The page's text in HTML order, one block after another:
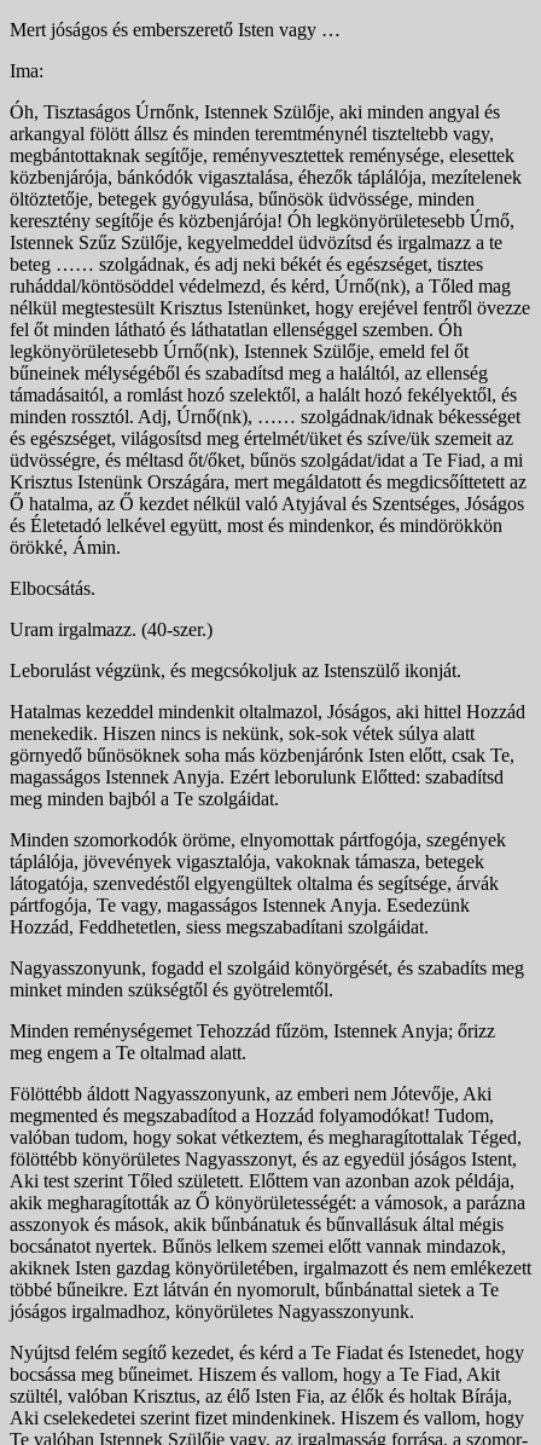
Mert jóságos és emberszerető Isten vagy …
Ima:
Óh, Tisztaságos Úrnőnk, Istennek Szülője, aki minden angyal és
arkangyal fölött állsz és minden teremtménynél tiszteltebb vagy,
megbántottaknak segítője, reményvesztettek reménysége, elesettek
közbenjárója, bánkódók vigasztalása, éhezők táplálója, mezítelenek
öltöztetője, betegek gyógyulása, bűnösök üdvössége, minden
keresztény segítője és közbenjárója! Óh legkönyörületesebb Úrnő,
Istennek Szűz Szülője, kegyelmeddel üdvözítsd és irgalmazz a te
beteg …… szolgádnak, és adj neki békét és egészséget, tisztes
ruháddal/köntösöddel védelmezd, és kérd, Úrnő(nk), a Tőled mag
nélkül megtestesült Krisztus Istenünket, hogy erejével fentről övezze
fel őt minden látható és láthatatlan ellenséggel szemben. Óh
legkönyörületesebb Úrnő(nk), Istennek Szülője, emeld fel őt
bűneinek mélységéből és szabadítsd meg a haláltól, az ellenség
támadásaitól, a romlást hozó szelektől, a halált hozó fekélyektől, és
minden rossztól. Adj, Úrnő(nk), …… szolgádnak/idnak békességet
és egészséget, világosítsd meg értelmét/üket és szíve/ük szemeit az
üdvösségre, és méltasd őt/őket, bűnös szolgádat/idat a Te Fiad, a mi
Krisztus Istenünk Országára, mert megáldatott és megdicsőíttetett az
Ő hatalma, az Ő kezdet nélkül való Atyjával és Szentséges, Jóságos
és Életetadó lelkével együtt, most és mindenkor, és mindörökkön
örökké, Ámin.
Elbocsátás.
Uram irgalmazz. (40-szer.)
Leborulást végzünk, és meg­csókoljuk az Istenszülő ikonját.
Hatalmas kezeddel mindenkit oltalmazol, Jóságos, aki hittel Hozzád
menekedik. Hiszen nincs is nekünk, sok-sok vétek súlya alatt
görnyedő bűnösöknek soha más köz­benjárónk Isten előtt, csak Te,
magasságos Istennek Anyja. Ezért leborulunk Előtted: szabadítsd
meg minden bajból a Te szolgáidat.
Minden szomorkodók öröme, elnyomottak pártfogója, szegények
táplálója, jövevények vigasztalója, vakoknak támasza, betegek
látogatója, szenvedéstől elgyengültek oltalma és segítsége, árvák
pártfogója, Te vagy, magassá­gos Istennek Anyja. Esedezünk
Hozzád, Feddhetetlen, siess megszabadítani szolgáidat.
Nagyasszonyunk, fogadd el szolgáid könyörgését, és sza­badíts meg
minket minden szükségtől és gyötrelemtől.
Minden reménységemet Tehozzád fűzöm, Istennek Anyja; őrizz
meg engem a Te oltalmad alatt.
Fölöttébb áldott Nagyasszonyunk, az emberi nem Jótevője, Aki
megmented és megszabadítod a Hozzád folyamodókat! Tudom,
valóban tudom, hogy sokat vét­keztem, és megharagítottalak Téged,
fölöttébb könyörü­letes Nagyasszonyt, és az egyedül jóságos Istent,
Aki test szerint Tőled született. Előttem van azonban azok példája,
akik megharagították az Ő könyörületességét: a vámosok, a parázna
asszonyok és mások, akik bűnbánatuk és bűn­vallásuk által mégis
bocsánatot nyertek. Bűnös lelkem szemei előtt vannak mindazok,
akiknek Isten gazdag kö­nyörületében, irgalmazott és nem emlékezett
többé bűneikre. Ezt látván én nyomorult, bűnbánattal sietek a Te
jóságos irgalmadhoz, könyörületes Nagyasszonyunk.
Nyújtsd felém segítő kezedet, és kérd a Te Fiadat és Iste­nedet, hogy
bocsássa meg bűneimet. Hiszem és vallom, hogy a Te Fiad, Akit
szültél, valóban Krisztus, az élő Is­ten Fia, az élők és holtak Bírája,
Aki cselekedetei szerint fizet mindenkinek. Hiszem és vallom, hogy
Te valóban Istennek Szülője vagy, az irgalmasság forrása, a szomor­